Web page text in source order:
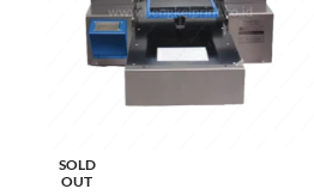
SOLD
OUT